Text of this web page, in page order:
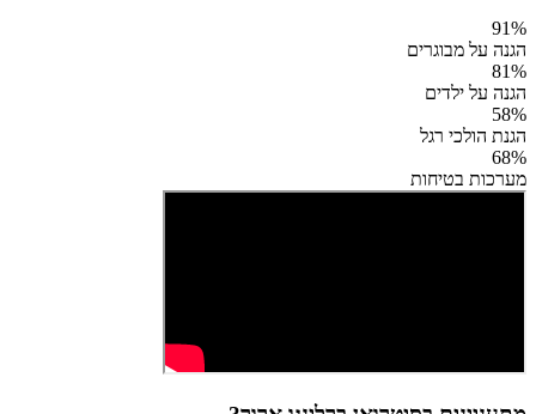
91%
הגנה על מבוגרים
81%
הגנה על ילדים
58%
הגנת הולכי רגל
68%
מערכות בטיחות